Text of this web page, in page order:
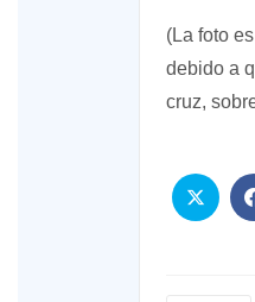
(La foto
debido a
cruz,